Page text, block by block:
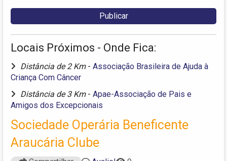
Locais Próximos - Onde Fica:
Distância de 2 Km - Associação Brasileira de Ajuda à
Criança Com Câncer
Distância de 3 Km - Apae-Associação de Pais e
Amigos dos Excepcionais
Sociedade Operária Beneficente
Araucária Clube